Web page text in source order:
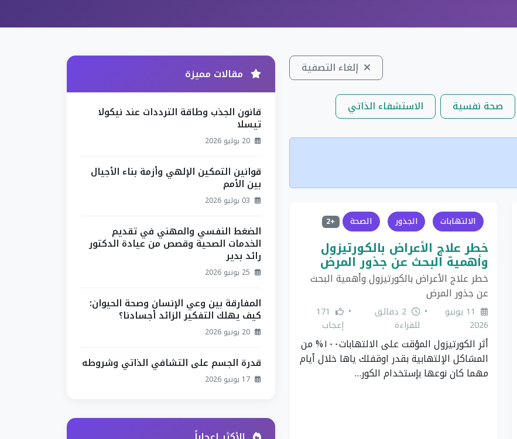
إلغاء التصفية
صحة نفسية الاستشفاء الذاتي
الالتهابات الجذور الصحة +2
خطر علاج الأعراض بالكورتيزول
وأهمية البحث عن جذور المرض
خطر علاج الأعراض بالكورتيزول وأهمية البحث
عن جذور المرض
11 يونيو
2026
•
2 دقائق
للقراءة
•
171
إعجاب
أثر الكورتيزول المؤقت على الالتهابات١٠٠% من
المشاكل الإلتهابية بقدر اوقفلك ياها خلال أيام
مهما كان نوعها بإستخدام الكور…
مقالات مميزة
قانون الجذب وطاقة الترددات عند نيكولا
تيسلا
قوانين التمكين الإلهي وأزمة بناء الأجيال
بين الأمم
الضغط النفسي والمهني في تقديم
الخدمات الصحية وقصص من عيادة الدكتور
رائد بدير
المفارقة بين وعي الإنسان وصحة الحيوان:
كيف يهلك التفكير الزائد أجسادنا؟
قدرة الجسم على التشافي الذاتي وشروطه